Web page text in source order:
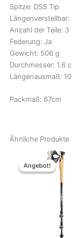
Spitze: DSS Tip
Längenverstellbar:
Anzahl der Teile: 3
Federung: Ja
Gewicht: 506 g
Durchmesser: 1.6
Längenausmaß:
Packmaß: 67cm
Ähnliche Produkte
Angebot!
Angebot!